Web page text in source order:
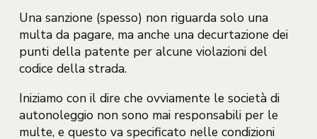
Una sanzione (spesso) non riguarda solo una
multa da pagare, ma anche una decurtazione dei
punti della patente per alcune violazioni del
codice della strada.
Iniziamo con il dire che ovviamente le società di
autonoleggio non sono mai responsabili per le
multe, e questo va specificato nelle condizioni